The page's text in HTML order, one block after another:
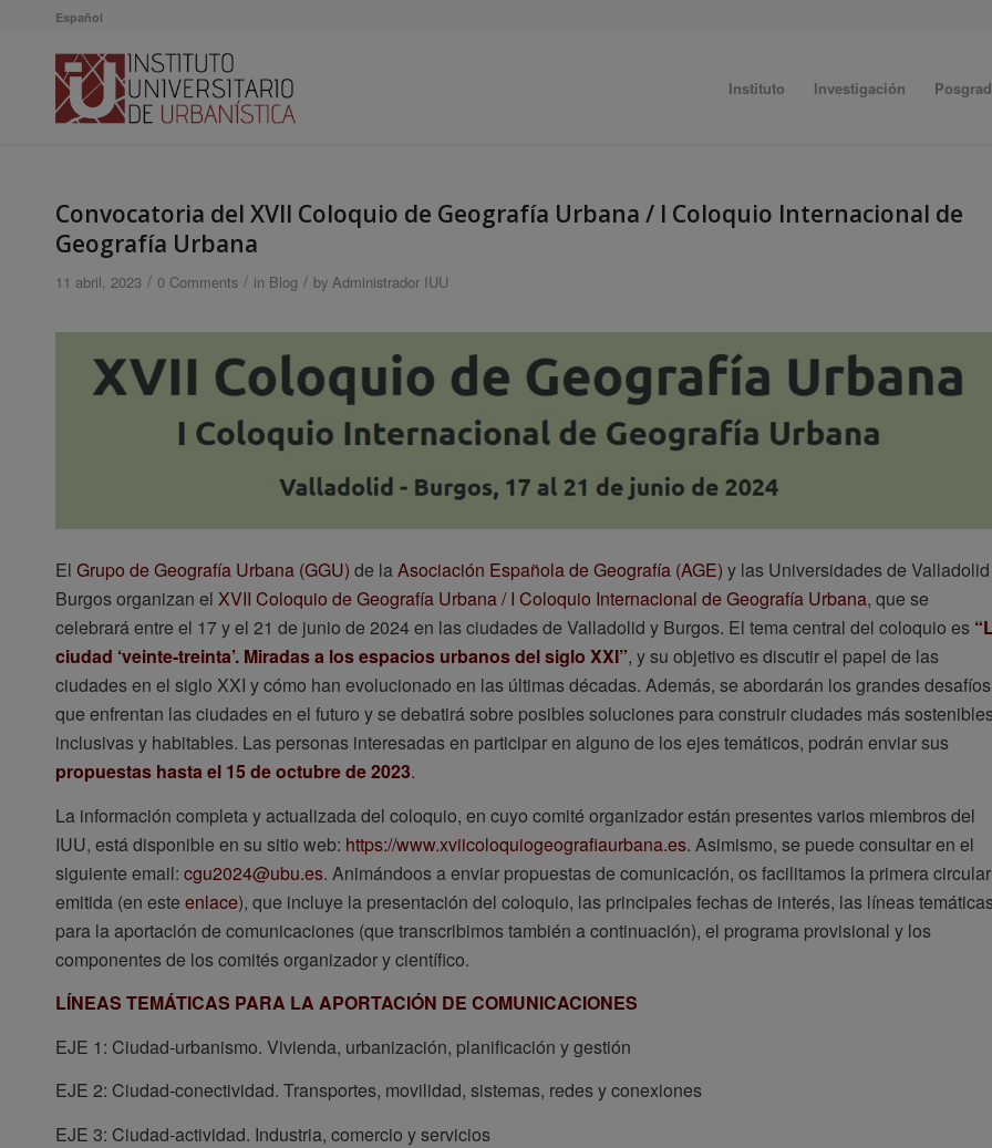
Español
Instituto Investigación
Convocatoria del XVII Coloquio de Geografía Urbana / I Coloquio Internacional de
Geografía Urbana
11 abril, 2023 / 0 Comments / in Blog / by Administrador IUU
El Grupo de Geografía Urbana (GGU) de laAsociación Española de Geografía (AGE) y las Universidades de
Burgos organizan el XVII Coloquio de Geografía Urbana / I Coloquio Internacional de Geografía Urbana, que se
celebrará entre el 17 y el 21 de junio de 2024 en las ciudades de Valladolid y Burgos. El tema central del coloquio es
ciudad ‘veinte-treinta’. Miradas a los espacios urbanos del siglo XXI”, y su objetivo es discutir el papel de las
ciudades en el siglo XXI y cómo han evolucionado en las últimas décadas. Además, se abordarán los grandes desafíos
que enfrentan las ciudades en el futuro y se debatirá sobre posibles soluciones para construir ciudades más
inclusivas y habitables. Las personas interesadas en participar en alguno de los ejes temáticos, podrán enviar sus
propuestas hasta el 15 de octubre de 2023.
La información completa y actualizada del coloquio, en cuyo comité organizador están presentes varios miembros del
IUU, está disponible en su sitio web: https://www.xviicoloquiogeografiaurbana.es. Asimismo, se puede consultar en el
siguiente email: cgu2024@ubu.es. Animándoos a enviar propuestas de comunicación, os facilitamos la primera circular
emitida (en este enlace), que incluye la presentación del coloquio, las principales fechas de interés, las líneas
para la aportación de comunicaciones (que transcribimos también a continuación), el programa provisional y los
componentes de los comités organizador y científico.
LÍNEAS TEMÁTICAS PARA LA APORTACIÓN DE COMUNICACIONES
EJE 1: Ciudad-urbanismo. Vivienda, urbanización, planificación y gestión
EJE 2: Ciudad-conectividad. Transportes, movilidad, sistemas, redes y conexiones
EJE 3: Ciudad-actividad. Industria, comercio y servicios